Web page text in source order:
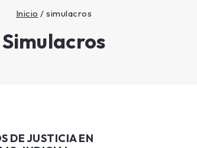
Inicio / simulacros
Simulacros
DE JUSTICIA EN